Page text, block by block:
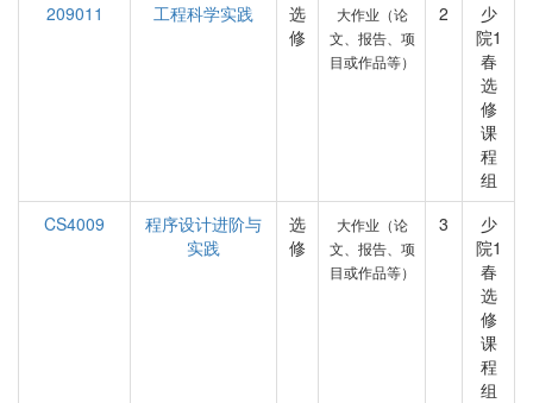
209011
工程科学实践
选
修
大作业（论
文、报告、项
目或作品等）
2
少
院1
春
选
修
课
程
组
CS4009
程序设计进阶与
实践
选
修
大作业（论
文、报告、项
目或作品等）
3
少
院1
春
选
修
课
程
组